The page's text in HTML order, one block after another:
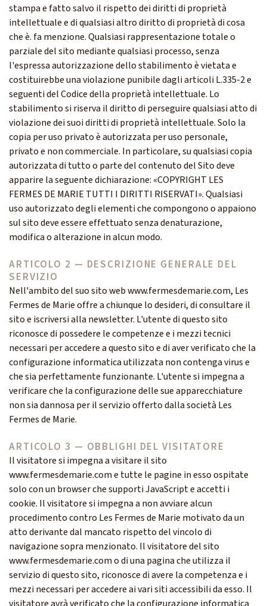
stampa e fatto salvo il rispetto dei diritti di proprietà
intellettuale e di qualsiasi altro diritto di proprietà di cosa
che è. fa menzione. Qualsiasi rappresentazione totale o
parziale del sito mediante qualsiasi processo, senza
l'espressa autorizzazione dello stabilimento è vietata e
costituirebbe una violazione punibile dagli articoli L.335-2 e
seguenti del Codice della proprietà intellettuale. Lo
stabilimento si riserva il diritto di perseguire qualsiasi atto di
violazione dei suoi diritti di proprietà intellettuale. Solo la
copia per uso privato è autorizzata per uso personale,
privato e non commerciale. In particolare, su qualsiasi copia
autorizzata di tutto o parte del contenuto del Sito deve
apparire la seguente dichiarazione: «COPYRIGHT LES
FERMES DE MARIE TUTTI I DIRITTI RISERVATI». Qualsiasi
uso autorizzato degli elementi che compongono o appaiono
sul sito deve essere effettuato senza denaturazione,
modifica o alterazione in alcun modo.
ARTICOLO 2 — DESCRIZIONE GENERALE DEL
SERVIZIO
Nell'ambito del suo sito web www.fermesdemarie.com, Les
Fermes de Marie offre a chiunque lo desideri, di consultare il
sito e iscriversi alla newsletter. L'utente di questo sito
riconosce di possedere le competenze e i mezzi tecnici
necessari per accedere a questo sito e di aver verificato che la
configurazione informatica utilizzata non contenga virus e
che sia perfettamente funzionante. L'utente si impegna a
verificare che la configurazione delle sue apparecchiature
non sia dannosa per il servizio offerto dalla società Les
Fermes de Marie.
ARTICOLO 3 — OBBLIGHI DEL VISITATORE
Il visitatore si impegna a visitare il sito
www.fermesdemarie.com e tutte le pagine in esso ospitate
solo con un browser che supporti JavaScript e accetti i
cookie. Il visitatore si impegna a non avviare alcun
procedimento contro Les Fermes de Marie motivato da un
atto derivante dal mancato rispetto del vincolo di
navigazione sopra menzionato. Il visitatore del sito
www.fermesdemarie.com o di una pagina che utilizza il
servizio di questo sito, riconosce di avere la competenza e i
mezzi necessari per accedere ai vari siti accessibili da esso. Il